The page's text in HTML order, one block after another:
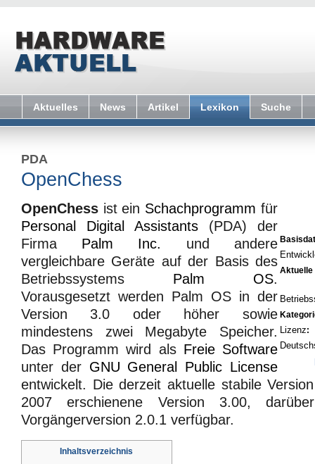
Aktuelles News Artikel Lexikon Suche
PDA
OpenChess
Aktuelle
Lizenz:
OpenChess ist ein Schachprogramm für
Personal Digital Assistants (PDA) der
Firma Palm Inc.
und andere
vergleichbare Geräte auf der Basis des
Betriebssystems Palm OS.
Vorausgesetzt werden Palm OS in der
Version 3.0 oder höher sowie
mindestens zwei Megabyte Speicher.
Das Programm wird als Freie Software
unter der GNU General Public License
entwickelt. Die derzeit aktuelle stabile
2007 erschienene Version 3.00,
Vorgängerversion 2.0.1 verfügbar.
Inhaltsverzeichnis